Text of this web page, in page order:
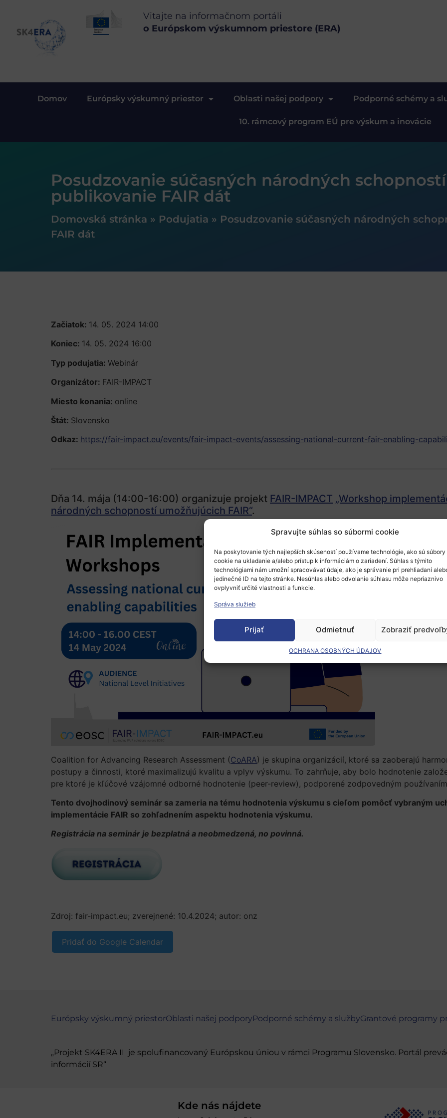
Spravujte súhlas so súbormi cookie
Na poskytovanie tých najlepších skúseností používame technológie, ako sú súbory
cookie na ukladanie a/alebo prístup k informáciám o zariadení. Súhlas s týmito
technológiami nám umožní spracovávať údaje, ako je správanie pri prehliadaní
jedinečné ID na tejto stránke. Nesúhlas alebo odvolanie súhlasu môže nepriaznivo
ovplyvniť určité vlastnosti a funkcie.
Správa služieb
Prijať Odmietnuť Zobraziť
OCHRANA OSOBNÝCH ÚDAJOV
Vitajte na informačnom portáli
o Európskom výskumnom priestore (ERA)
Domov Európsky výskumný priestor Oblasti našej podpory Podporné schémy a
10. rámcový program EÚ pre výskum a inovácie
Posudzovanie súčasných národných
publikovanie FAIR dát
Domovská stránka » Podujatia » Posudzovanie súčasných národných
FAIR dát
Začiatok: 14. 05. 2024 14:00
Koniec: 14. 05. 2024 16:00
Typ podujatia: Webinár
Organizátor: FAIR-IMPACT
Miesto konania: online
Štát: Slovensko
Odkaz: https://fair-impact.eu/events/fair-impact-events/assessing-national-current-fair-enabling-
Dňa 14. mája (14:00-16:00) organizuje projekt FAIR-IMPACT „Workshop
národných schopností umožňujúcich FAIR“.
Coalition for Advancing Research Assessment (CoARA) je skupina organizácií, ktoré sa zaoberajú
postupy a činnosti, ktoré maximalizujú kvalitu a vplyv výskumu. To zahrňuje, aby bolo hodnotenie
pre ktoré je kľúčové vzájomné odborné hodnotenie (peer-review), podporené zodpovedným
Tento dvojhodinový seminár sa zameria na tému hodnotenia výskumu s cieľom pomôcť vybraným
implementácie FAIR so zohľadnením aspektu hodnotenia výskumu.
Registrácia na seminár je bezplatná a neobmedzená, no povinná.
Zdroj: fair-impact.eu; zverejnené: 10.4.2024; autor: onz
Pridať do Google Calendar
Európsky výskumný priestorOblasti našej podporyPodporné schémy a službyGrantové programy
„Projekt SK4ERA II je spolufinancovaný Európskou úniou v rámci Programu Slovensko. Portál
informácií SR“
Kde nás nájdete